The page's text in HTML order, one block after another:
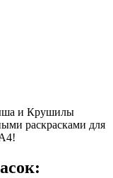
и Крушилы
раскрасками для